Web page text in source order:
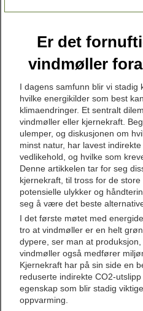
Er det
vindmøller
I dagens samfunn blir vi
hvilke energikilder som best
klimaendringer. Et sentralt
vindmøller eller kjernekraft.
ulemper, og diskusjonen om
minst natur, har lavest
vedlikehold, og hvilke som
Denne artikkelen tar for seg
kjernekraft, til tross for de
potensielle ulykker og
seg å være det beste
I det første møtet med
tro at vindmøller er en helt
dypere, ser man at
vindmøller også medfører
Kjernekraft har på sin side en
reduserte indirekte CO2-
egenskap som blir stadig
oppvarming.